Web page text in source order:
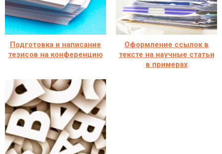
Подготовка и написание
тезисов на конференцию
Оформление ссылок в
тексте на научные статьи
в примерах